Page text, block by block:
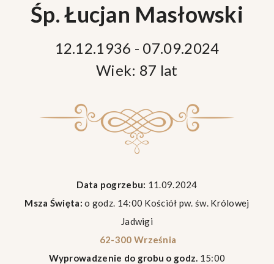
Śp. Łucjan Masłowski
12.12.1936 - 07.09.2024
Wiek: 87 lat
Data pogrzebu: 11.09.2024
Msza Święta: o godz. 14:00 Kościół pw. św. Królowej
Jadwigi
62-300 Września
Wyprowadzenie do grobu o godz. 15:00